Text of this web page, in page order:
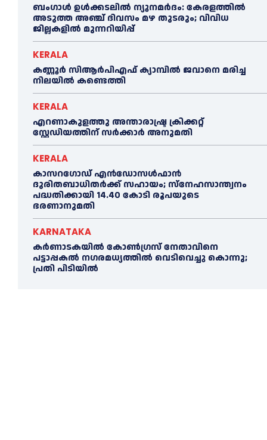
ബംഗാൾ ഉൾക്കടലിൽ ന്യൂനമർദം: കേരളത്തിൽ
അടുത്ത അഞ്ച് ദിവസം മഴ തുടരും; വിവിധ
ജില്ലകളിൽ മുന്നറിയിപ്പ്
KERALA
കണ്ണൂര്‍ സിആര്‍പിഎഫ് ക്യാമ്പില്‍ ജവാനെ മരിച്ച
നിലയില്‍ കണ്ടെത്തി
KERALA
എറണാകുളത്തു അന്താരാഷ്ട്ര ക്രിക്കറ്റ്
സ്റ്റേഡിയത്തിന് സര്‍ക്കാര്‍ അനുമതി
KERALA
കാസറഗോഡ് എന്‍ഡോസള്‍ഫാന്‍
ദുരിതബാധിതര്‍ക്ക് സഹായം; സ്‌നേഹസാന്ത്വനം
പദ്ധതിക്കായി 14.40 കോടി രൂപയുടെ
ഭരണാനുമതി
KARNATAKA
കർണാടകയിൽ കോണ്‍ഗ്രസ് നേതാവിനെ
പട്ടാപ്പകല്‍ നഗരമധ്യത്തില്‍ വെടിവെച്ചു കൊന്നു;
പ്രതി പിടിയില്‍